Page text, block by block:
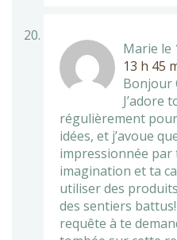
Marie le
13 h 45
Bonjour
J’adore
régulièrement
idées, et j’avoue
impressionnée par
imagination et ta
utiliser des
des sentiers battus!
requête à te